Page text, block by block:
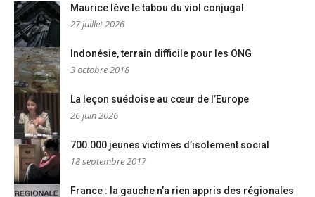
Maurice lève le tabou du viol conjugal
27 juillet 2026
Indonésie, terrain difficile pour les ONG
3 octobre 2018
La leçon suédoise au cœur de l’Europe
26 juin 2026
700.000 jeunes victimes d’isolement social
18 septembre 2017
France : la gauche n’a rien appris des régionales